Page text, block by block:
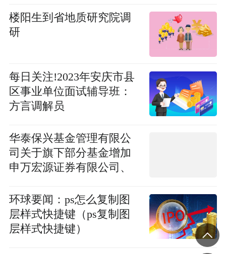
楼阳生到省地质研究院调
研
每日关注!2023年安庆市县
区事业单位面试辅导班：
方言调解员
华泰保兴基金管理有限公
司关于旗下部分基金增加
申万宏源证券有限公司、
司为销售机构及开通认申
购、赎回、定投、转换业
务并参加其费率优惠活动
环球要闻：ps怎么复制图
层样式快捷键（ps复制图
层样式快捷键）